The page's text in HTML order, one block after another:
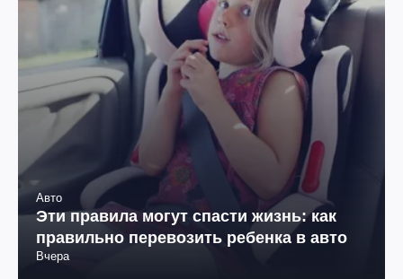
Авто
Эти правила могут спасти жизнь: как
правильно перевозить ребенка в авто
Вчера